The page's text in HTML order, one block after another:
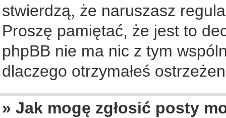
stwierdzą, że naruszasz
Proszę pamiętać, że jest to
phpBB nie ma nic z tym
dlaczego otrzymałeś
» Jak mogę zgłosić posty